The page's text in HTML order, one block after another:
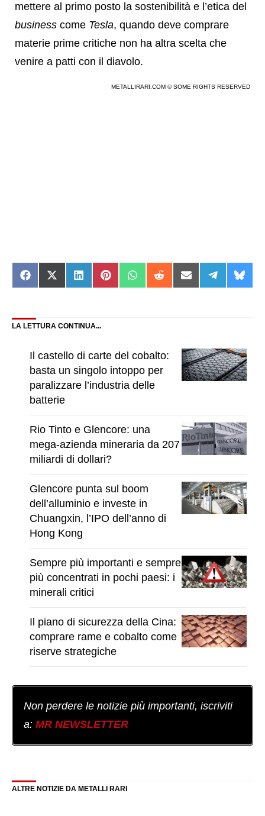
mettere al primo posto la sostenibilità e l’etica del
business come Tesla, quando deve comprare
materie prime critiche non ha altra scelta che
venire a patti con il diavolo.
METALLIRARI.COM © SOME RIGHTS RESERVED
Share
on
Share
on
Share
on
Share
on
Share
on
Share
on
Share
on
Share
on
on
LA LETTURA CONTINUA...
Il castello di carte del cobalto:
basta un singolo intoppo per
paralizzare l’industria delle
batterie
Rio Tinto e Glencore: una
mega-azienda mineraria da 207
miliardi di dollari?
Glencore punta sul boom
dell’alluminio e investe in
Chuangxin, l’IPO dell’anno di
Hong Kong
Sempre più importanti e sempre
più concentrati in pochi paesi: i
minerali critici
Il piano di sicurezza della Cina:
comprare rame e cobalto come
riserve strategiche
Non perdere le notizie più importanti, iscriviti
a: MR NEWSLETTER
ALTRE NOTIZIE DA METALLI RARI